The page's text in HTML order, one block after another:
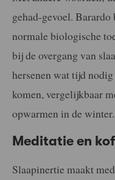
gehad-gevoel.
normale biologische
bij de overgang van
hersenen wat tijd
komen, vergelijkbaar
opwarmen in de winter.
Meditatie en
Slaapinertie maakt